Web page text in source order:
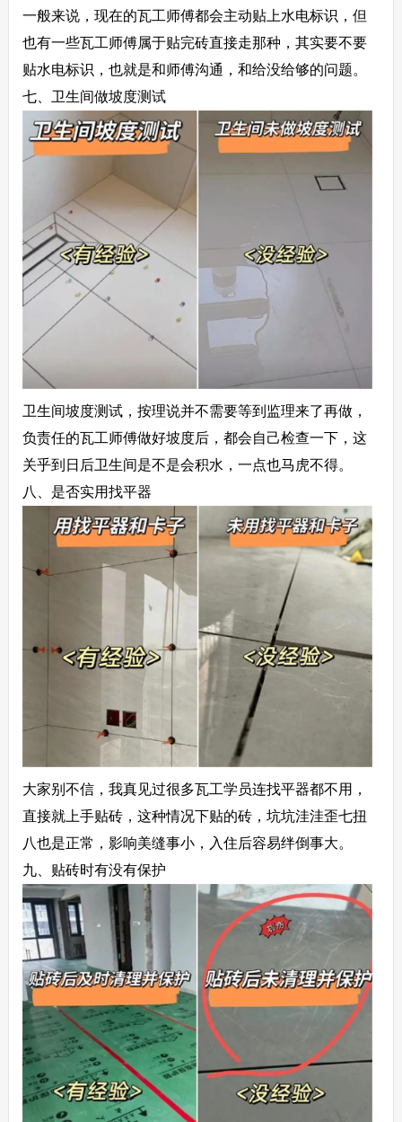
一般来说，现在的瓦工师傅都会主动贴上水电标识，但
也有一些瓦工师傅属于贴完砖直接走那种，其实要不要
贴水电标识，也就是和师傅沟通，和给没给够的问题。
七、卫生间做坡度测试
卫生间坡度测试，按理说并不需要等到监理来了再做，
负责任的瓦工师傅做好坡度后，都会自己检查一下，这
关乎到日后卫生间是不是会积水，一点也马虎不得。
八、是否实用找平器
大家别不信，我真见过很多瓦工学员连找平器都不用，
直接就上手贴砖，这种情况下贴的砖，坑坑洼洼歪七扭
八也是正常，影响美缝事小，入住后容易绊倒事大。
九、贴砖时有没有保护